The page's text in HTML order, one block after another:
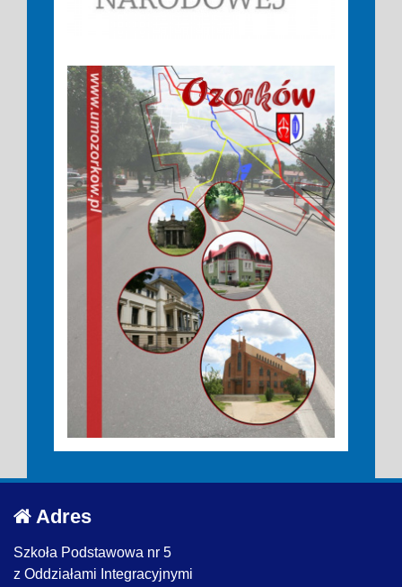
Adres
Szkoła Podstawowa nr 5
z Oddziałami Integracyjnymi